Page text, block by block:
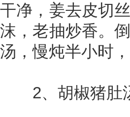
干净，姜去皮切
沫，老抽炒香。
汤，慢炖半小时
2、胡椒猪肚